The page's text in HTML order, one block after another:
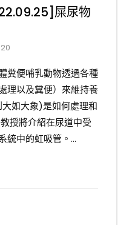
屎尿物
糞便哺乳動物透過各種
理以及糞便）來維持養
如大象)是如何處理和
授將介紹在尿道中受
統中的虹吸管。...